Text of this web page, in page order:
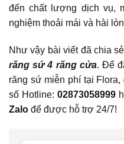
đến chất lượng dịch vụ,
nghiệm thoải mái và hài
Như vậy bài viết đã chia
răng sứ 4 răng cửa. Để
răng sứ miễn phí tại
số Hotline:02873058999
Zalo để được hỗ trợ 24/7!